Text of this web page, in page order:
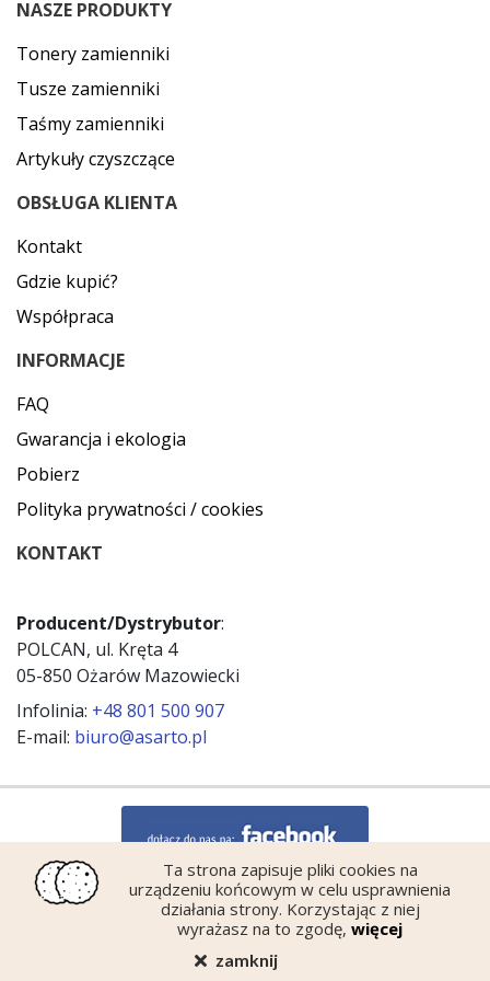
NASZE PRODUKTY
Tonery zamienniki
Tusze zamienniki
Taśmy zamienniki
Artykuły czyszczące
OBSŁUGA KLIENTA
Kontakt
Gdzie kupić?
Współpraca
INFORMACJE
FAQ
Gwarancja i ekologia
Pobierz
Polityka prywatności / cookies
KONTAKT
Producent/Dystrybutor:
POLCAN, ul. Kręta 4
05-850 Ożarów Mazowiecki
Infolinia: +48 801 500 907
E-mail: biuro@asarto.pl
Ta strona zapisuje pliki cookies na
urządzeniu końcowym w celu usprawnienia
działania strony. Korzystając z niej
wyrażasz na to zgodę, więcej
zamknij